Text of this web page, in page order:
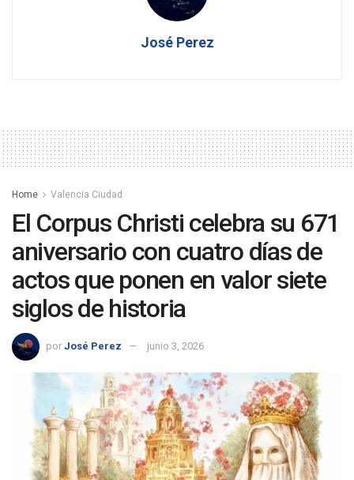
José Perez
Home Valencia Ciudad
El Corpus Christi celebra su 671
aniversario con cuatro días de
actos que ponen en valor siete
siglos de historia
por José Perez junio 3, 2026